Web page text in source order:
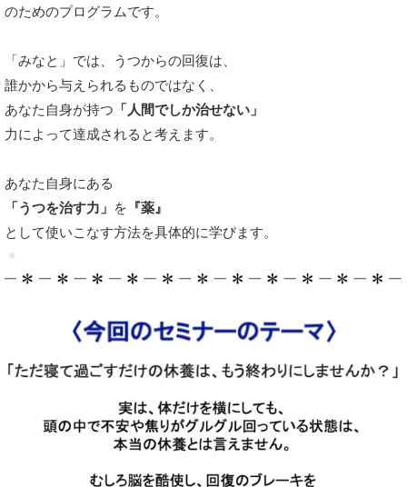
のためのプログラムです。
「みなと」では、うつからの回復は、
誰かから与えられるものではなく、
あなた自身が持つ 「人間でしか治せない」
力によって達成されると考えます。
あなた自身にある
「うつを治す力」 を 『薬』
として使いこなす方法を具体的に学びます。